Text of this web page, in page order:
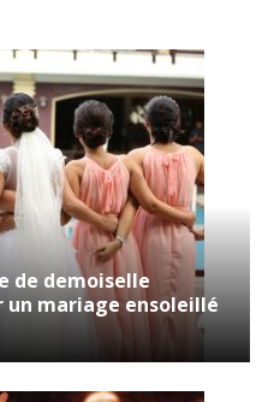
de demoiselle
un mariage ensoleillé